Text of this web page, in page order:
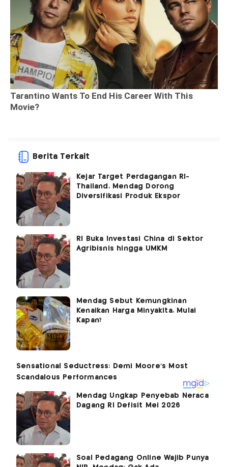
Berita Terkait
Kejar Target Perdagangan RI-
Thailand, Mendag Dorong
Diversifikasi Produk Ekspor
RI Buka Investasi China di Sektor
Agribisnis hingga UMKM
Mendag Sebut Kemungkinan
Kenaikan Harga Minyakita, Mulai
Kapan?
Mendag Ungkap Penyebab Neraca
Dagang RI Defisit Mei 2026
Soal Pedagang Online Wajib Punya